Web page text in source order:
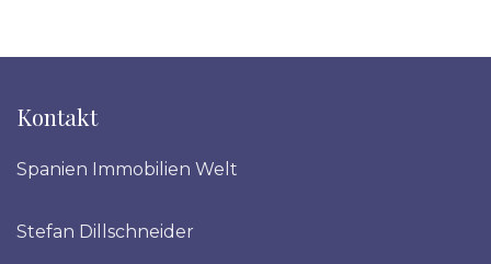
Kontakt
Spanien Immobilien Welt
Stefan Dillschneider